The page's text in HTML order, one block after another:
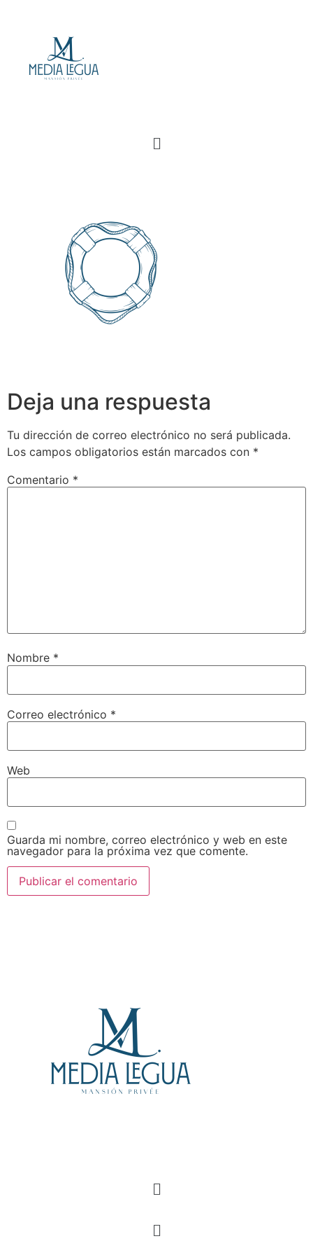
Deja una respuesta
Tu dirección de correo electrónico no será publicada.
Los campos obligatorios están marcados con *
Comentario *
Nombre *
Correo electrónico *
Web
Guarda mi nombre, correo electrónico y web en este
navegador para la próxima vez que comente.